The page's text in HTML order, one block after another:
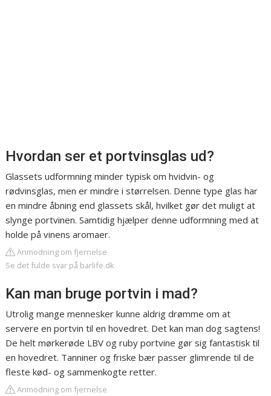
Hvordan ser et portvinsglas ud?
Glassets udformning minder typisk om hvidvin- og
rødvinsglas, men er mindre i størrelsen. Denne type glas har
en mindre åbning end glassets skål, hvilket gør det muligt at
slynge portvinen. Samtidig hjælper denne udformning med at
holde på vinens aromaer.
Anmodning om fjernelse
Se det fulde svar på barlife.dk
Kan man bruge portvin i mad?
Utrolig mange mennesker kunne aldrig drømme om at
servere en portvin til en hovedret. Det kan man dog sagtens!
De helt mørkerøde LBV og ruby portvine gør sig fantastisk til
en hovedret. Tanniner og friske bær passer glimrende til de
fleste kød- og sammenkogte retter.
Anmodning om fjernelse